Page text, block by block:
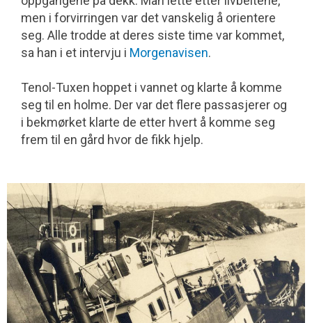
men i forvirringen var det vanskelig å orientere
seg. Alle trodde at deres siste time var kommet,
sa han i et intervju i Morgenavisen.
Tenol-Tuxen hoppet i vannet og klarte å komme
seg til en holme. Der var det flere passasjerer og
i bekmørket klarte de etter hvert å komme seg
frem til en gård hvor de fikk hjelp.